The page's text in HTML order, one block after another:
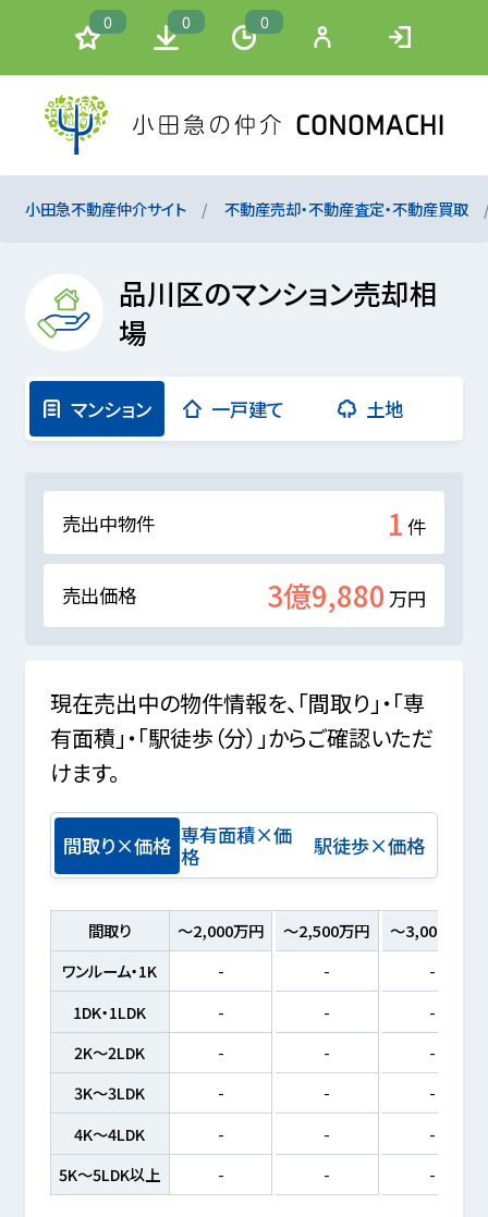
0 0 0
小田急不動産仲介サイト 不動産売却・不動産査定・不動産買取
品川区のマンション売却相
場
マンション 一戸建て 土地
売出中物件 1 件
売出価格 3億9,880 万円
現在売出中の物件情報を、「間取り」・「専
有面積」・「駅徒歩（分）」からご確認いただ
けます。
間取り×価格 専有面積×価
格
駅徒歩×価格
間取り
ワンルーム・1K
1DK・1LDK
2K～2LDK
3K～3LDK
4K～4LDK
5K～5LDK以上
～2,000万円
-
-
-
-
-
-
～2,500万円
-
-
-
-
-
-
～3,000万円
-
-
-
-
-
-